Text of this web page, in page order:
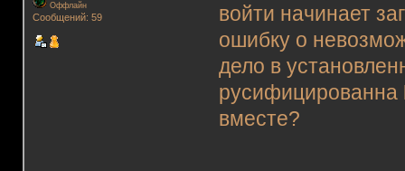
Оффлайн
Сообщений: 59
войти начинает
ошибку о
дело в
русифицированна
вместе?